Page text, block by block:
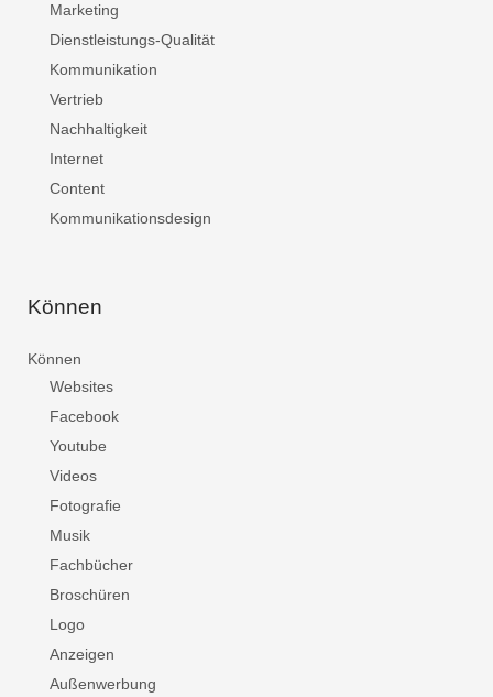
Marketing
Dienstleistungs-Qualität
Kommunikation
Vertrieb
Nachhaltigkeit
Internet
Content
Kommunikationsdesign
Können
Können
Websites
Facebook
Youtube
Videos
Fotografie
Musik
Fachbücher
Broschüren
Logo
Anzeigen
Außenwerbung